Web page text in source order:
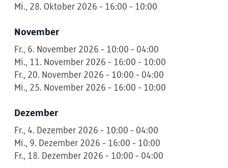
Mi., 28. Oktober 2026 - 16:00 - 10:00
November
Fr., 6. November 2026 - 10:00 - 04:00
Mi., 11. November 2026 - 16:00 - 10:00
Fr., 20. November 2026 - 10:00 - 04:00
Mi., 25. November 2026 - 16:00 - 10:00
Dezember
Fr., 4. Dezember 2026 - 10:00 - 04:00
Mi., 9. Dezember 2026 - 16:00 - 10:00
Fr., 18. Dezember 2026 - 10:00 - 04:00